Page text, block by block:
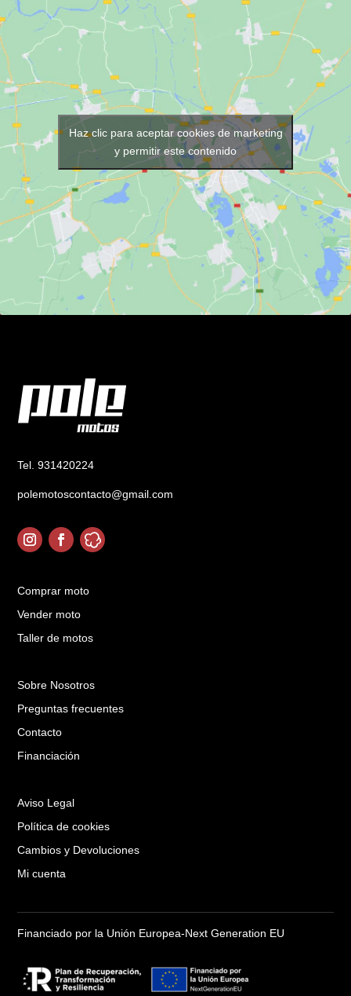
Haz clic para aceptar cookies de marketing
y permitir este contenido
Tel. 931420224
polemotoscontacto@gmail.com
Comprar moto
Vender moto
Taller de motos
Sobre Nosotros
Preguntas frecuentes
Contacto
Financiación
Aviso Legal
Política de cookies
Cambios y Devoluciones
Mi cuenta
Financiado por la Unión Europea-Next Generation EU